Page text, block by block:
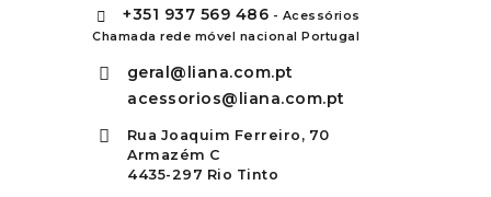
+351 937 569 486 - Acessórios
Chamada rede móvel nacional Portugal
geral@liana.com.pt
acessorios@liana.com.pt
Rua Joaquim Ferreiro, 70
Armazém C
4435-297 Rio Tinto